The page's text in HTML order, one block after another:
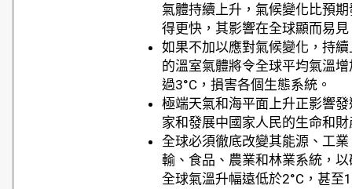
氣體持續上升，氣候變化比預期
得更快，其影響在全球顯而易見
如果不加以應對氣候變化，持續
的溫室氣體將令全球平均氣溫增
過3°C，損害各個生態系統。
極端天氣和海平面上升正影響發
家和發展中國家人民的生命和財
全球必須徹底改變其能源、工業
輸、食品、農業和林業系統，以
全球氣溫升幅遠低於2°C，甚至